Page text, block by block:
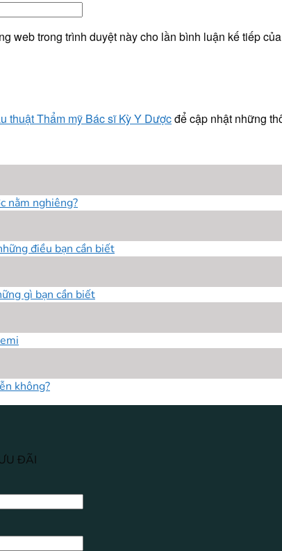
web trong trình duyệt này cho lần bình luận kế tiếp
thuật Thẩm mỹ Bác sĩ Kỳ Y Dượcđể cập nhật những
nằm nghiêng?
điều bạn cần biết
gì bạn cần biết
không?
ĐÃI